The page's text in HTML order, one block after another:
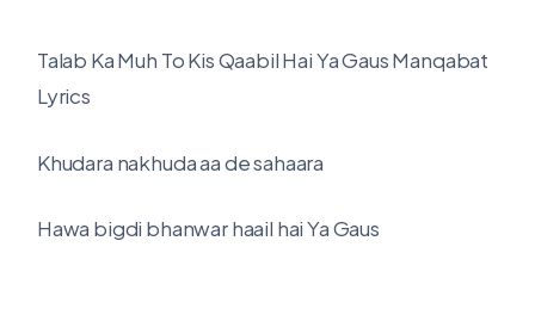
Talab Ka Muh To Kis Qaabil Hai Ya Gaus Manqabat
Lyrics
Khudara nakhuda aa de sahaara
Hawa bigdi bhanwar haail hai Ya Gaus